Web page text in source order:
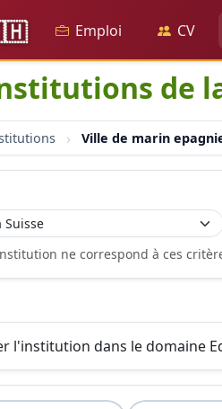
Emploi CV
de
Ville de marin
ne correspond à ces
l'institution dans le domaine